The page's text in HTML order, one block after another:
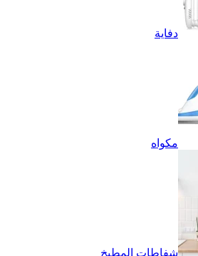
دفاية
مكواه
شفاطات المطبخ